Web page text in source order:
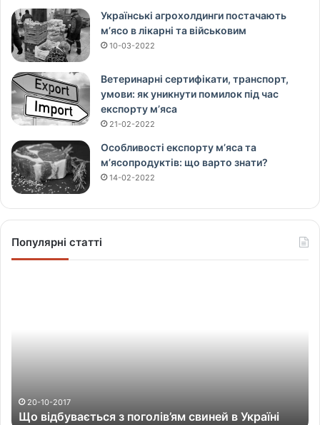
Українські агрохолдинги постачають
м’ясо в лікарні та військовим
10-03-2022
Ветеринарні сертифікати, транспорт,
умови: як уникнути помилок під час
експорту м’яса
21-02-2022
Особливості експорту м’яса та
м’ясопродуктів: що варто знати?
14-02-2022
Популярні статті
20-10-2017
Що відбувається з поголів’ям свиней в Україні